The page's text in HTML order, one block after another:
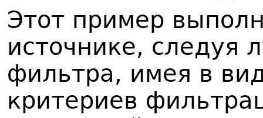
Этот пример
источнике, следуя
фильтра, имея в
критериев